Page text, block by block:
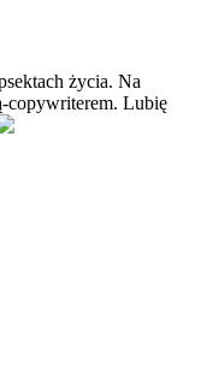
życia. Na
copywriterem. Lubię